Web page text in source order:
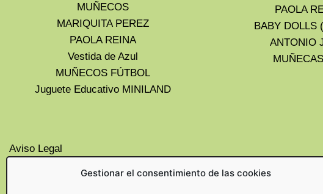
Gestionar el consentimiento de las cookies
MUÑECOS
MARIQUITA PEREZ
PAOLA REINA
Vestida de Azul
MUÑECOS FÚTBOL
Juguete Educativo MINILAND
Aviso Legal
PAOLA
BABY DOLLS
ANTONIO